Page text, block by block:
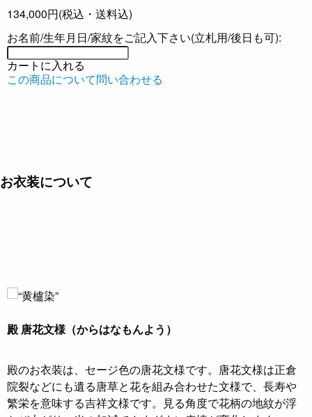
134,000円(税込・送料込)
お名前/生年月日/家紋をご記入下さい(立札用/後日も可):
カートに入れる
この商品について問い合わせる
お衣装について
殿 唐花文様（からはなもんよう）
殿のお衣装は、セージ色の唐花文様です。唐花文様は正倉
院裂などにも遺る唐草と花を組み合わせた文様で、長寿や
繁栄を意味する吉祥文様です。見る角度で花柄の地紋が浮